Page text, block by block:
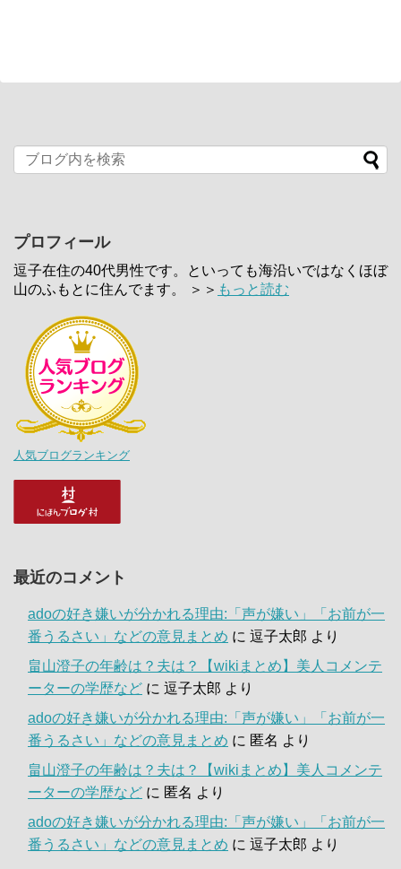
プロフィール
逗子在住の40代男性です。といっても海沿いではなくほぼ
山のふもとに住んでます。 ＞＞ もっと読む
人気ブログランキング
最近のコメント
adoの好き嫌いが分かれる理由:「声が嫌い」「お前が一
番うるさい」などの意見まとめ に 逗子太郎 より
畠山澄子の年齢は？夫は？【wikiまとめ】美人コメンテ
ーターの学歴など に 逗子太郎 より
adoの好き嫌いが分かれる理由:「声が嫌い」「お前が一
番うるさい」などの意見まとめ に 匿名 より
畠山澄子の年齢は？夫は？【wikiまとめ】美人コメンテ
ーターの学歴など に 匿名 より
adoの好き嫌いが分かれる理由:「声が嫌い」「お前が一
番うるさい」などの意見まとめ に 逗子太郎 より